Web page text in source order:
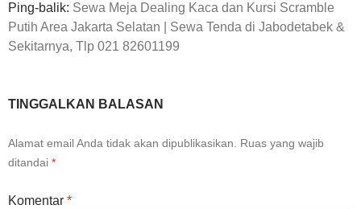
Ping-balik: Sewa Meja Dealing Kaca dan Kursi Scramble
Putih Area Jakarta Selatan | Sewa Tenda di Jabodetabek &
Sekitarnya, Tlp 021 82601199
TINGGALKAN BALASAN
Alamat email Anda tidak akan dipublikasikan.
Ruas yang wajib
ditandai *
Komentar *